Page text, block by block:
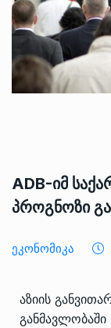
ADB-იმ
პროგნოზი
Ეკონომიკა
აზიის